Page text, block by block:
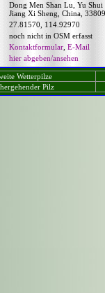
Dong Men Shan Lu, Yu
Jiang Xi Sheng, China,
27.81570, 114.92970
noch nicht in OSM erfasst
Kontaktformular E-Mail
hier abgeben/ansehen
Wetterpilze
Pilz